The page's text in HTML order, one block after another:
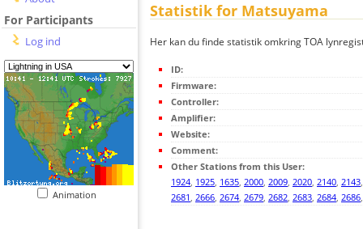
For Participants
Log ind
Animation
Statistik for Matsuyama
Her kan du finde statistik omkring TOA
ID:
Firmware:
Controller:
Amplifier:
Website:
Comment:
Other Stations from this User:
1924, 1925, 1635, 2000, 2009, 2020, 2140, 2143
2681, 2666, 2674, 2679, 2682, 2683, 2684, 2686